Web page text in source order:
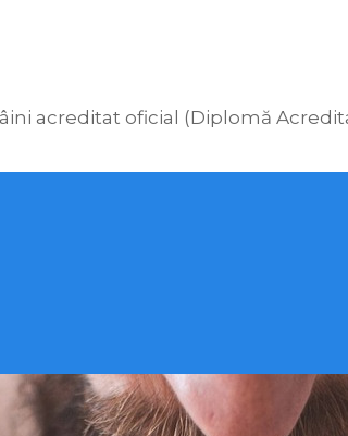
acreditat oficial (Diplomă